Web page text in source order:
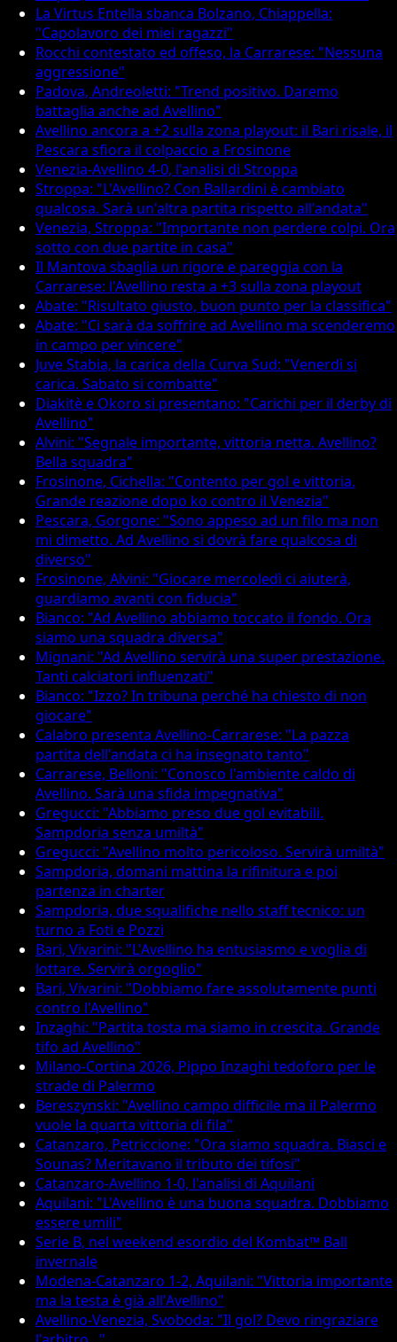
La Virtus Entella sbanca Bolzano, Chiappella:
"Capolavoro dei miei ragazzi"
Rocchi contestato ed offeso, la Carrarese: "Nessuna
aggressione"
Padova, Andreoletti: "Trend positivo. Daremo
battaglia anche ad Avellino"
Avellino ancora a +2 sulla zona playout: il Bari risale, il
Pescara sfiora il colpaccio a Frosinone
Venezia-Avellino 4-0, l'analisi di Stroppa
Stroppa: "L'Avellino? Con Ballardini è cambiato
qualcosa. Sarà un'altra partita rispetto all'andata"
Venezia, Stroppa: "Importante non perdere colpi. Ora
sotto con due partite in casa"
Il Mantova sbaglia un rigore e pareggia con la
Carrarese: l'Avellino resta a +3 sulla zona playout
Abate: "Risultato giusto, buon punto per la classifica"
Abate: "Ci sarà da soffrire ad Avellino ma scenderemo
in campo per vincere"
Juve Stabia, la carica della Curva Sud: "Venerdì si
carica. Sabato si combatte"
Diakitè e Okoro si presentano: "Carichi per il derby di
Avellino"
Alvini: "Segnale importante, vittoria netta. Avellino?
Bella squadra"
Frosinone, Cichella: "Contento per gol e vittoria.
Grande reazione dopo ko contro il Venezia"
Pescara, Gorgone: "Sono appeso ad un filo ma non
mi dimetto. Ad Avellino si dovrà fare qualcosa di
diverso"
Frosinone, Alvini: "Giocare mercoledì ci aiuterà,
guardiamo avanti con fiducia"
Bianco: "Ad Avellino abbiamo toccato il fondo. Ora
siamo una squadra diversa"
Mignani: "Ad Avellino servirà una super prestazione.
Tanti calciatori influenzati"
Bianco: "Izzo? In tribuna perché ha chiesto di non
giocare"
Calabro presenta Avellino-Carrarese: "La pazza
partita dell'andata ci ha insegnato tanto"
Carrarese, Belloni: "Conosco l'ambiente caldo di
Avellino. Sarà una sfida impegnativa"
Gregucci: "Abbiamo preso due gol evitabili.
Sampdoria senza umiltà"
Gregucci: "Avellino molto pericoloso. Servirà umiltà"
Sampdoria, domani mattina la rifinitura e poi
partenza in charter
Sampdoria, due squalifiche nello staff tecnico: un
turno a Foti e Pozzi
Bari, Vivarini: "L'Avellino ha entusiasmo e voglia di
lottare. Servirà orgoglio"
Bari, Vivarini: "Dobbiamo fare assolutamente punti
contro l'Avellino"
Inzaghi: "Partita tosta ma siamo in crescita. Grande
tifo ad Avellino"
Milano-Cortina 2026, Pippo Inzaghi tedoforo per le
strade di Palermo
Bereszynski: "Avellino campo difficile ma il Palermo
vuole la quarta vittoria di fila"
Catanzaro, Petriccione: "Ora siamo squadra. Biasci e
Sounas? Meritavano il tributo dei tifosi"
Catanzaro-Avellino 1-0, l'analisi di Aquilani
Aquilani: "L'Avellino è una buona squadra. Dobbiamo
essere umili"
Serie B, nel weekend esordio del Kombat™ Ball
invernale
Modena-Catanzaro 1-2, Aquilani: "Vittoria importante
ma la testa è già all'Avellino"
Avellino-Venezia, Svoboda: "Il gol? Devo ringraziare